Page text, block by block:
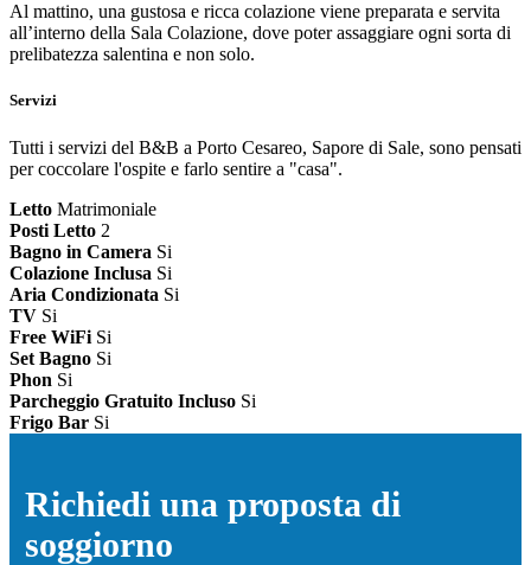
Al mattino, una gustosa e ricca colazione viene preparata e servita
all’interno della Sala Colazione, dove poter assaggiare ogni sorta di
prelibatezza salentina e non solo.
Servizi
Tutti i servizi del B&B a Porto Cesareo, Sapore di Sale, sono pensati
per coccolare l'ospite e farlo sentire a "casa".
Letto Matrimoniale
Posti Letto 2
Bagno in Camera Si
Colazione Inclusa Si
Aria Condizionata Si
TV Si
Free WiFi Si
Set Bagno Si
Phon Si
Parcheggio Gratuito Incluso Si
Frigo Bar Si
Richiedi una proposta di
soggiorno